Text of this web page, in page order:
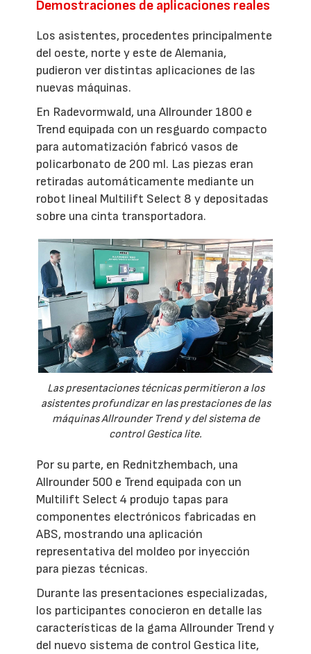
Demostraciones de aplicaciones reales
Los asistentes, procedentes principalmente
del oeste, norte y este de Alemania,
pudieron ver distintas aplicaciones de las
nuevas máquinas.
En Radevormwald, una Allrounder 1800 e
Trend equipada con un resguardo compacto
para automatización fabricó vasos de
policarbonato de 200 ml. Las piezas eran
retiradas automáticamente mediante un
robot lineal Multilift Select 8 y depositadas
sobre una cinta transportadora.
Las presentaciones técnicas permitieron a los
asistentes profundizar en las prestaciones de las
máquinas Allrounder Trend y del sistema de
control Gestica lite.
Por su parte, en Rednitzhembach, una
Allrounder 500 e Trend equipada con un
Multilift Select 4 produjo tapas para
componentes electrónicos fabricadas en
ABS, mostrando una aplicación
representativa del moldeo por inyección
para piezas técnicas.
Durante las presentaciones especializadas,
los participantes conocieron en detalle las
características de la gama Allrounder Trend y
del nuevo sistema de control Gestica lite,